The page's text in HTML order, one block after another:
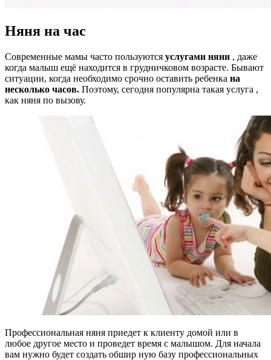
Няня на час
Современные мамы часто пользуются услугами няни , даже
когда малыш ещё находится в грудничковом возрасте. Бывают
ситуации, когда необходимо срочно оставить ребенка на
несколько часов. Поэтому, сегодня популярна такая услуга ,
как няня по вызову.
Профессиональная няня приедет к клиенту домой или в
любое другое место и проведет время с малышом. Для начала
вам нужно будет создать обшир ную базу профессиональных